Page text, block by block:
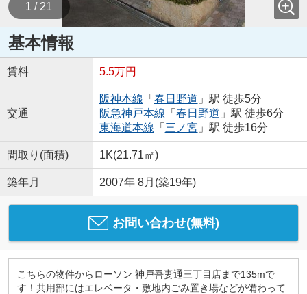
1 / 21
基本情報
賃料 5.5万円
交通
阪神本線 「 春日野道 」駅 徒歩5分
阪急神戸本線 「 春日野道 」駅 徒歩6分
東海道本線 「 三ノ宮 」駅 徒歩16分
間取り(面積) 1K(21.71㎡)
築年月 2007年 8月(築19年)
お問い合わせ(無料)
こちらの物件からローソン 神戸吾妻通三丁目店まで135mで
す！共用部にはエレベータ・敷地内ごみ置き場などが備わって